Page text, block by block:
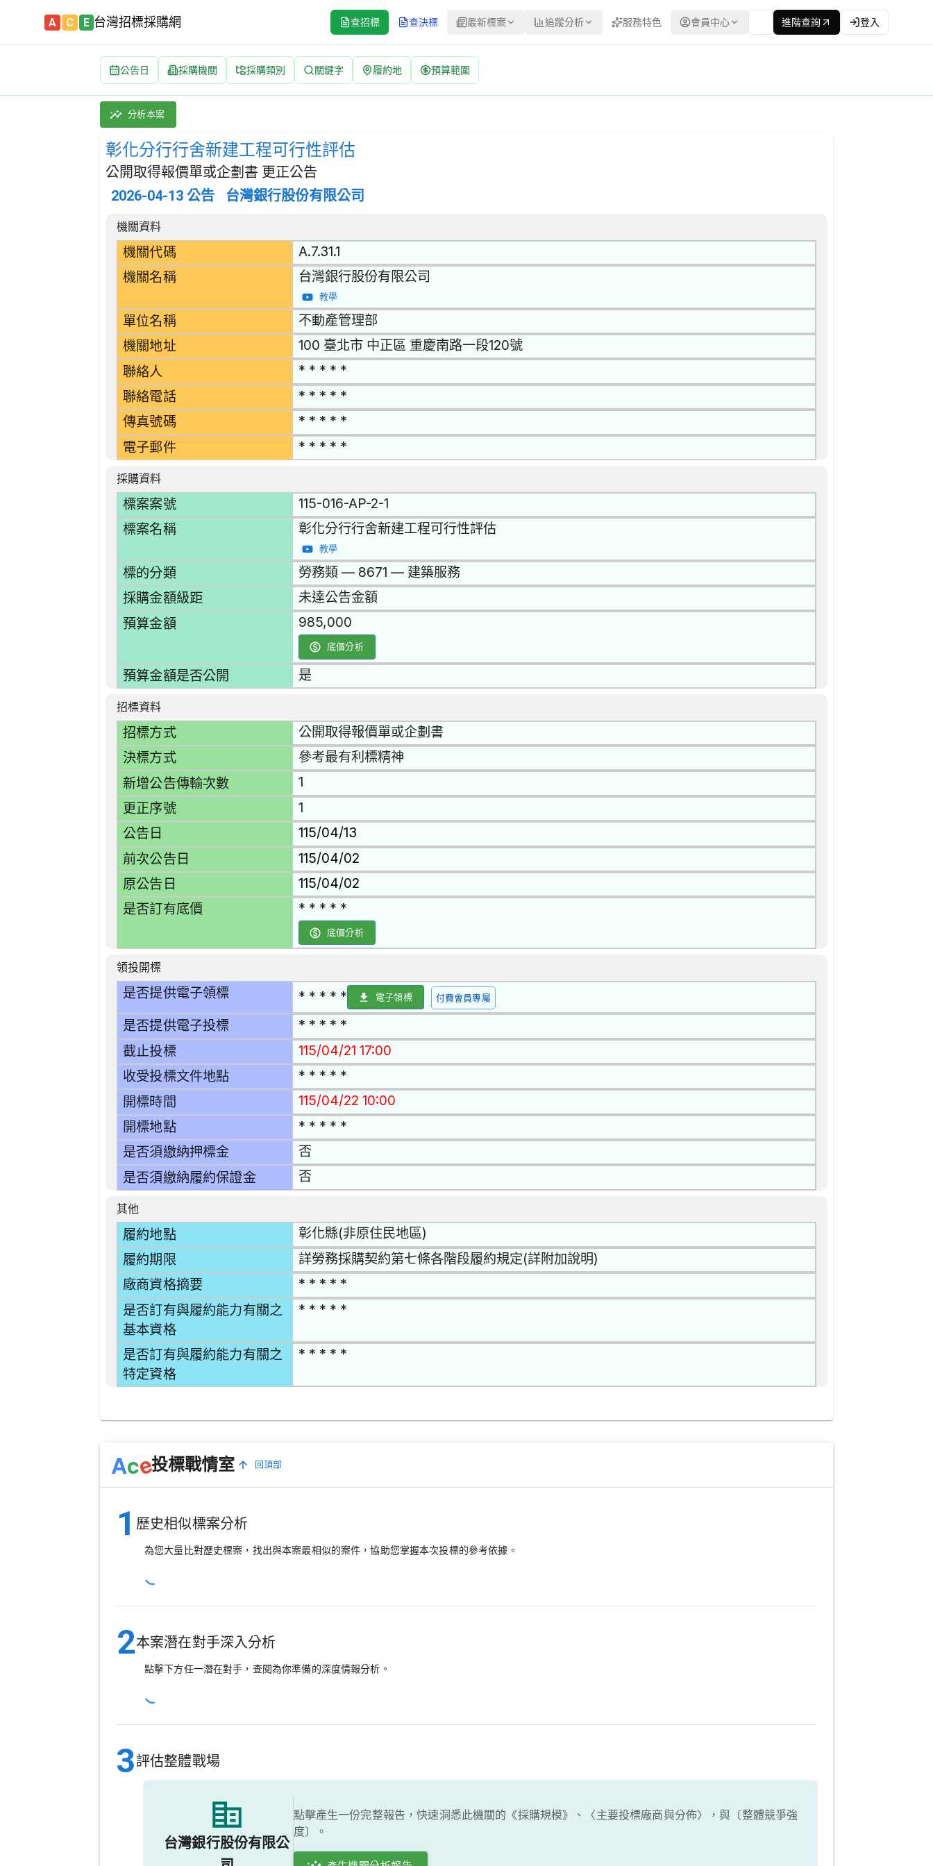
A C E 台灣招標採購網 查招標 查決標 最新標案 追蹤分析 服務特色 會員中心 進階查詢 登入
公告日 採購機關 採購類別 關鍵字 履約地 預算範圍
彰化分行行舍新建工程可行性評估 招標公告 | 案號：115-016-AP-2-1 | 公開取得報價單或企劃書 更正公告
採購類別：勞務類 建築服務 | 招標方式：公開取得報價單或企劃書 | 決標方式：參考最有利標精神 | 資料來源：台灣政府電子採購網（公共工程委員會） | 更新時間：
分析本案
彰化分行行舍新建工程可行性評估
公開取得報價單或企劃書 更正公告
2026-04-13 公告 台灣銀行股份有限公司
招標公告詳細內容
機關資料
機關代碼 A.7.31.1
機關名稱 台灣銀行股份有限公司
教學
單位名稱 不動產管理部
機關地址 100 臺北市 中正區 重慶南路一段120號
聯絡人 * * * * *
聯絡電話 * * * * *
傳真號碼 * * * * *
電子郵件 * * * * *
採購資料
標案案號 115-016-AP-2-1
標案名稱 彰化分行行舍新建工程可行性評估
教學
標的分類 勞務類 — 8671 — 建築服務
採購金額級距 未達公告金額
預算金額 985,000
底價分析
預算金額是否公開 是
招標資料
招標方式 公開取得報價單或企劃書
決標方式 參考最有利標精神
新增公告傳輸次數 1
更正序號 1
公告日 115/04/13
前次公告日 115/04/02
原公告日 115/04/02
是否訂有底價 * * * * *
底價分析
領投開標
是否提供電子領標 * * * * * 電子領標 付費會員專屬
是否提供電子投標 * * * * *
截止投標 115/04/21 17:00
收受投標文件地點 * * * * *
開標時間 115/04/22 10:00
開標地點 * * * * *
是否須繳納押標金 否
是否須繳納履約保證金 否
其他
履約地點 彰化縣(非原住民地區)
履約期限 詳勞務採購契約第七條各階段履約規定(詳附加說明)
廠商資格摘要 * * * * *
是否訂有與履約能力有關之
基本資格
* * * * *
是否訂有與履約能力有關之
特定資格
* * * * *
Ace投標戰情室 回頂部
1 歷史相似標案分析
為您大量比對歷史標案，找出與本案最相似的案件，協助您掌握本次投標的參考依據。
2本案潛在對手深入分析
點擊下方任一潛在對手，查閱為你準備的深度情報分析。
3評估整體戰場
台灣銀行股份有限公
點擊產生一份完整報告，快速洞悉此機關的《採購規模》、〈主要投標廠商與分佈〉，與〔整體競爭強
度〕。